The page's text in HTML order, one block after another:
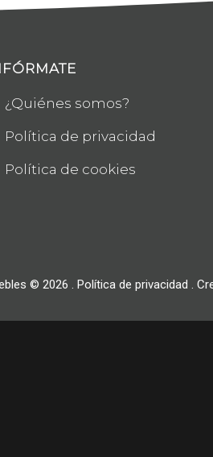
¿Quiénes somos?
Política de privacidad
Política de cookies
© 2026 . Política de privacidad .